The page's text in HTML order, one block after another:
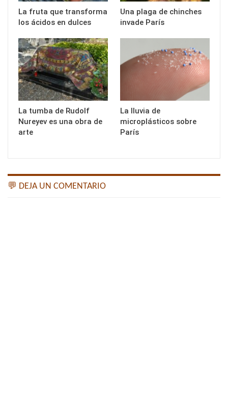
La fruta que transforma
los ácidos en dulces
Una plaga de chinches
invade París
La tumba de Rudolf
Nureyev es una obra de
arte
La lluvia de
microplásticos sobre
París
💬 DEJA UN COMENTARIO